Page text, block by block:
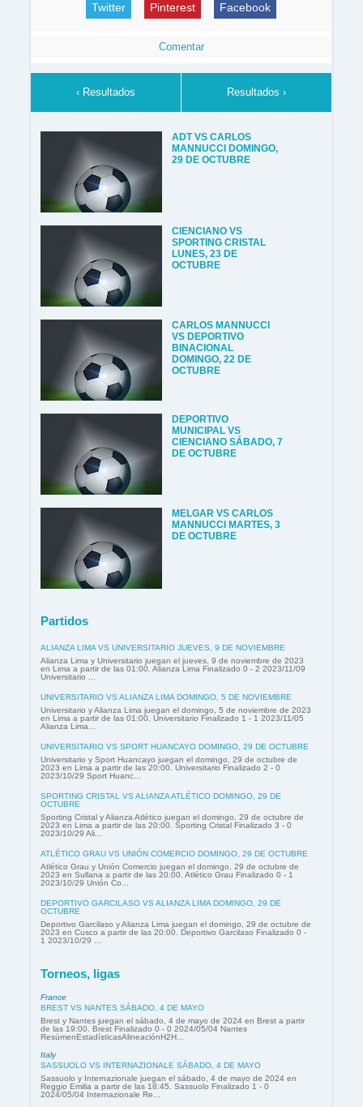
Twitter Pinterest Facebook
Comentar
‹ Resultados Resultados ›
ADT VS CARLOS
MANNUCCI DOMINGO,
29 DE OCTUBRE
CIENCIANO VS
SPORTING CRISTAL
LUNES, 23 DE
OCTUBRE
CARLOS MANNUCCI
VS DEPORTIVO
BINACIONAL
DOMINGO, 22 DE
OCTUBRE
DEPORTIVO
MUNICIPAL VS
CIENCIANO SÁBADO, 7
DE OCTUBRE
MELGAR VS CARLOS
MANNUCCI MARTES, 3
DE OCTUBRE
Partidos
ALIANZA LIMA VS UNIVERSITARIO JUEVES, 9 DE NOVIEMBRE
Alianza Lima y Universitario juegan el jueves, 9 de noviembre de 2023
en Lima a partir de las 01:00. Alianza Lima Finalizado 0 - 2 2023/11/09
Universitario ...
UNIVERSITARIO VS ALIANZA LIMA DOMINGO, 5 DE NOVIEMBRE
Universitario y Alianza Lima juegan el domingo, 5 de noviembre de 2023
en Lima a partir de las 01:00. Universitario Finalizado 1 - 1 2023/11/05
Alianza Lima...
UNIVERSITARIO VS SPORT HUANCAYO DOMINGO, 29 DE OCTUBRE
Universitario y Sport Huancayo juegan el domingo, 29 de octubre de
2023 en Lima a partir de las 20:00. Universitario Finalizado 2 - 0
2023/10/29 Sport Huanc...
SPORTING CRISTAL VS ALIANZA ATLÉTICO DOMINGO, 29 DE
OCTUBRE
Sporting Cristal y Alianza Atlético juegan el domingo, 29 de octubre de
2023 en Lima a partir de las 20:00. Sporting Cristal Finalizado 3 - 0
2023/10/29 Ali...
ATLÉTICO GRAU VS UNIÓN COMERCIO DOMINGO, 29 DE OCTUBRE
Atlético Grau y Unión Comercio juegan el domingo, 29 de octubre de
2023 en Sullana a partir de las 20:00. Atlético Grau Finalizado 0 - 1
2023/10/29 Unión Co...
DEPORTIVO GARCILASO VS ALIANZA LIMA DOMINGO, 29 DE
OCTUBRE
Deportivo Garcilaso y Alianza Lima juegan el domingo, 29 de octubre de
2023 en Cusco a partir de las 20:00. Deportivo Garcilaso Finalizado 0 -
1 2023/10/29 ...
Torneos, ligas
France
BREST VS NANTES SÁBADO, 4 DE MAYO
Brest y Nantes juegan el sábado, 4 de mayo de 2024 en Brest a partir
de las 19:00. Brest Finalizado 0 - 0 2024/05/04 Nantes
ResúmenEstadísticasAlineaciónH2H...
Italy
SASSUOLO VS INTERNAZIONALE SÁBADO, 4 DE MAYO
Sassuolo y Internazionale juegan el sábado, 4 de mayo de 2024 en
Reggio Emilia a partir de las 18:45. Sassuolo Finalizado 1 - 0
2024/05/04 Internazionale Re...